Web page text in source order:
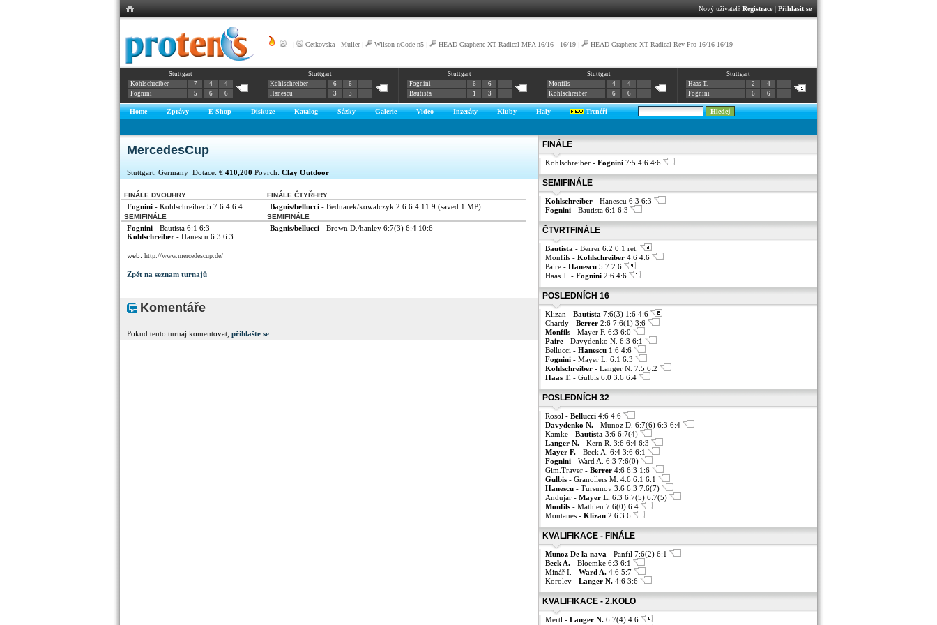
Nový uživatel? Registrace| Přihlásit se
- Cetkovska - Muller| Wilson nCode n5 HEAD Graphene XT Radical MPA 16/16 - 16/19 HEAD Graphene XT Radical Rev Pro 16/16-16/19
Stuttgart
Kohlschreiber
7 4
4
Fognini
5 6 6
Stuttgart
Kohlschreiber
6
6
Hanescu
3 3
Stuttgart
Fognini
6
6
Bautista
1 3
Stuttgart
Monfils
4
4
Kohlschreiber
6 6
Stuttgart
Haas T.
2
4
Fognini
6 6
Home Zprávy E-Shop Diskuze Katalog Sázky Galerie Video Inzeráty Kluby Haly Trenéři
MercedesCup
Stuttgart, Germany Dotace: € 410,200 Povrch: Clay Outdoor
FINÁLE DVOUHRY
Fognini - Kohlschreiber 5:7 6:4 6:4
FINÁLE ČTYŘHRY
Bagnis/bellucci - Bednarek/kowalczyk 2:6 6:4 11:9 (saved 1 MP)
SEMIFINÁLE
Fognini - Bautista 6:1 6:3
Kohlschreiber - Hanescu 6:3 6:3
SEMIFINÁLE
Bagnis/bellucci - Brown D./hanley 6:7(3) 6:4 10:6
web: http://www.mercedescup.de/
Zpět na seznam turnajů
Komentáře
Pokud tento turnaj komentovat, přihlašte se
FINÁLE
Kohlschreiber - Fognini 7:5 4:6 4:6
SEMIFINÁLE
Kohlschreiber - Hanescu 6:3 6:3
Fognini - Bautista 6:1 6:3
ČTVRTFINÁLE
Bautista - Berrer 6:2 0:1 ret.
Monfils - Kohlschreiber 4:6 4:6
Paire - Hanescu 5:7 2:6
Haas T. - Fognini 2:6 4:6
POSLEDNÍCH 16
Klizan - Bautista 7:6(3) 1:6 4:6
Chardy - Berrer 2:6 7:6(1) 3:6
Monfils - Mayer F. 6:3 6:0
Paire - Davydenko N. 6:3 6:1
Bellucci - Hanescu 1:6 4:6
Fognini - Mayer L. 6:1 6:3
Kohlschreiber - Langer N. 7:5 6:2
Haas T. - Gulbis 6:0 3:6 6:4
POSLEDNÍCH 32
Rosol - Bellucci 4:6 4:6
Davydenko N. - Munoz D. 6:7(6) 6:3 6:4
Kamke - Bautista 3:6 6:7(4)
Langer N. - Kern R. 3:6 6:4 6:3
Mayer F. - Beck A. 6:4 3:6 6:1
Fognini - Ward A. 6:3 7:6(0)
Gim.Traver - Berrer 4:6 6:3 1:6
Gulbis - Granollers M. 4:6 6:1 6:1
Hanescu - Tursunov 3:6 6:3 7:6(7)
Andujar - Mayer L. 6:3 6:7(5) 6:7(5)
Monfils - Mathieu 7:6(0) 6:4
Montanes - Klizan 2:6 3:6
KVALIFIKACE - FINÁLE
Munoz De la nava - Panfil 7:6(2) 6:1
Beck A. - Bloemke 6:3 6:1
Minář I. - Ward A. 4:6 5:7
Korolev - Langer N. 4:6 3:6
KVALIFIKACE - 2.KOLO
Mertl - Langer N. 6:7(4) 4:6